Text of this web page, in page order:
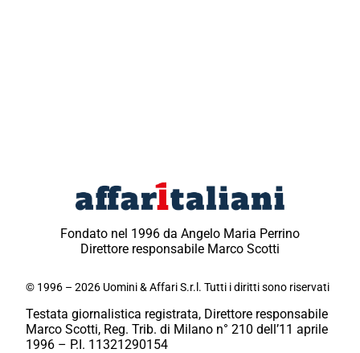
Fondato nel 1996 da Angelo Maria Perrino
Direttore responsabile Marco Scotti
© 1996 – 2026 Uomini & Affari S.r.l. Tutti i diritti sono riservati
Testata giornalistica registrata, Direttore responsabile
Marco Scotti, Reg. Trib. di Milano n° 210 dell’11 aprile
1996 – P.I. 11321290154